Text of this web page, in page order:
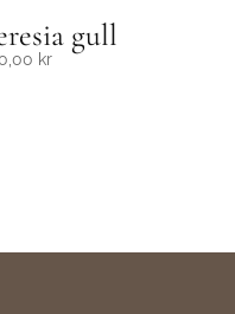
gull
kr